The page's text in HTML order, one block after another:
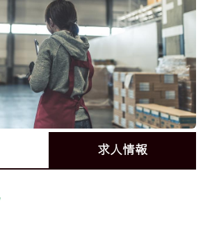
求人情報